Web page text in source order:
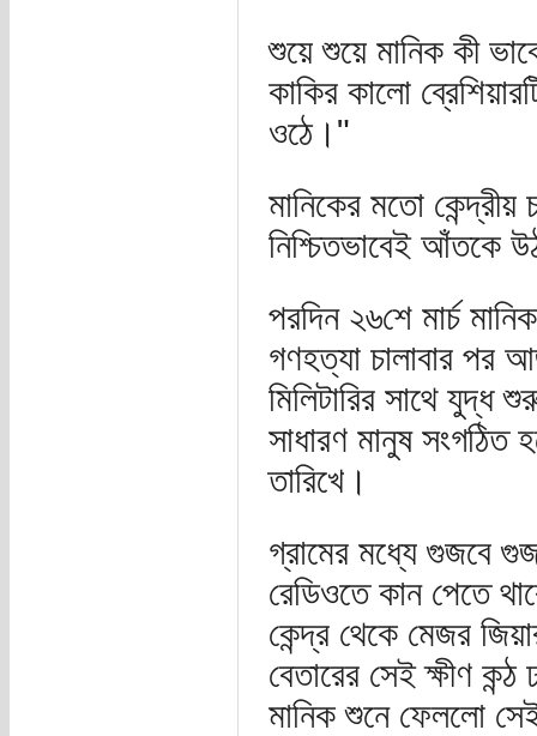
শুয়ে শুয়ে মানিক কী
কাকির কালো
ওঠে।"
মানিকের মতো
নিশ্চিতভাবেই আঁতকে
পরদিন ২৬শে মার্চ
গণহত্যা চালাবার পর
মিলিটারির সাথে
সাধারণ মানুষ সংগঠিত
তারিখে।
গ্রামের মধ্যে গুজবে
রেডিওতে কান পেতে
কেন্দ্র থেকে মেজর
বেতারের সেই ক্ষীণ
মানিক শুনে ফেললো